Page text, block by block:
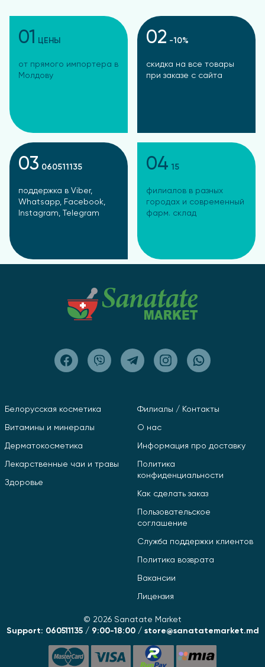
01 ЦЕНЫ
от прямого импортера в
Молдову
02 -10%
скидка на все товары
при заказе с сайта
03 060511135
поддержка в Viber,
Whatsapp, Facebook,
Instagram, Telegram
04 15
филиалов в разных
городах и современный
фарм. склад
Белорусская косметика
Витамины и минералы
Дерматокосметика
Лекарственные чаи и травы
Здоровье
Филиалы / Контакты
О нас
Информация про доставку
Политика
конфиденциальности
Как сделать заказ
Пользовательское
соглашение
Служба поддержки клиентов
Политика возврата
Вакансии
Лицензия
© 2026 Sanatate Market
Support: 060511135 / 9:00-18:00 / store@sanatatemarket.md